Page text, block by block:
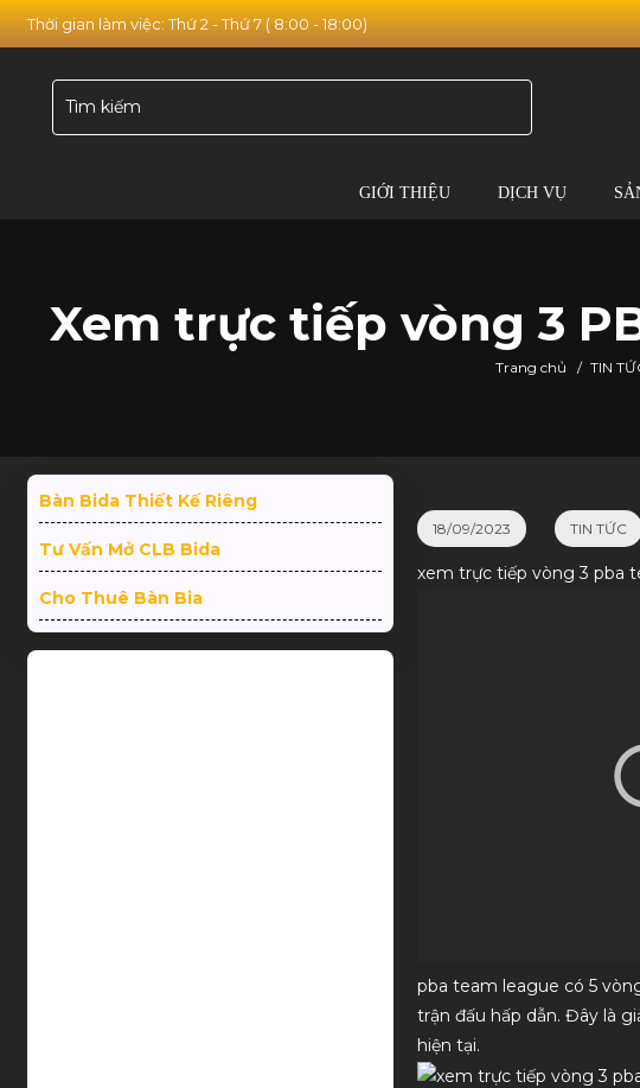
Thời gian làm việc: Thứ 2 - Thứ 7 ( 8:00 - 18:00)
GIỚI THIỆU DỊCH VỤ
Xem trực tiếp vòng 3
Trang chủ / TIN
Bàn Bida Thiết Kế Riêng
Tư Vấn Mở CLB Bida
Cho Thuê Bàn Bia
18/09/2023 TIN TỨC
xem trực tiếp vòng 3 pba
pba team league có 5
trận đấu hấp dẫn. Đây là
hiện tại.
ý quá! Thks shop và